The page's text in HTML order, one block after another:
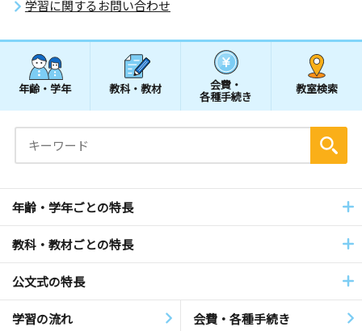
学習に関するお問い合わせ
年齢・学年 教科・教材 会費・
各種手続き
教室検索
年齢・学年ごとの特長
教科・教材ごとの特長
公文式の特長
学習の流れ 会費・各種手続き